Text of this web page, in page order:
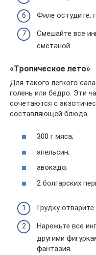
Филе остудите,
Смешайте все
сметаной.
«Тропическое лето»
Для такого легкого
голень или бедро. Эти
сочетаются с
составляющей блюда.
300 г мяса;
апельсин;
авокадо;
2 болгарских
Грудку
Нарежьте все
другими
фантазия.